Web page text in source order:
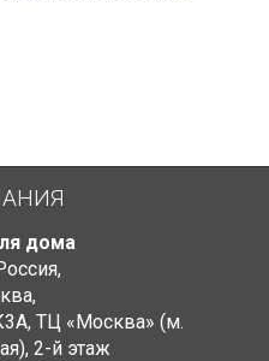
дома
,
,
ТЦ «Москва» (м.
, 2-й этаж